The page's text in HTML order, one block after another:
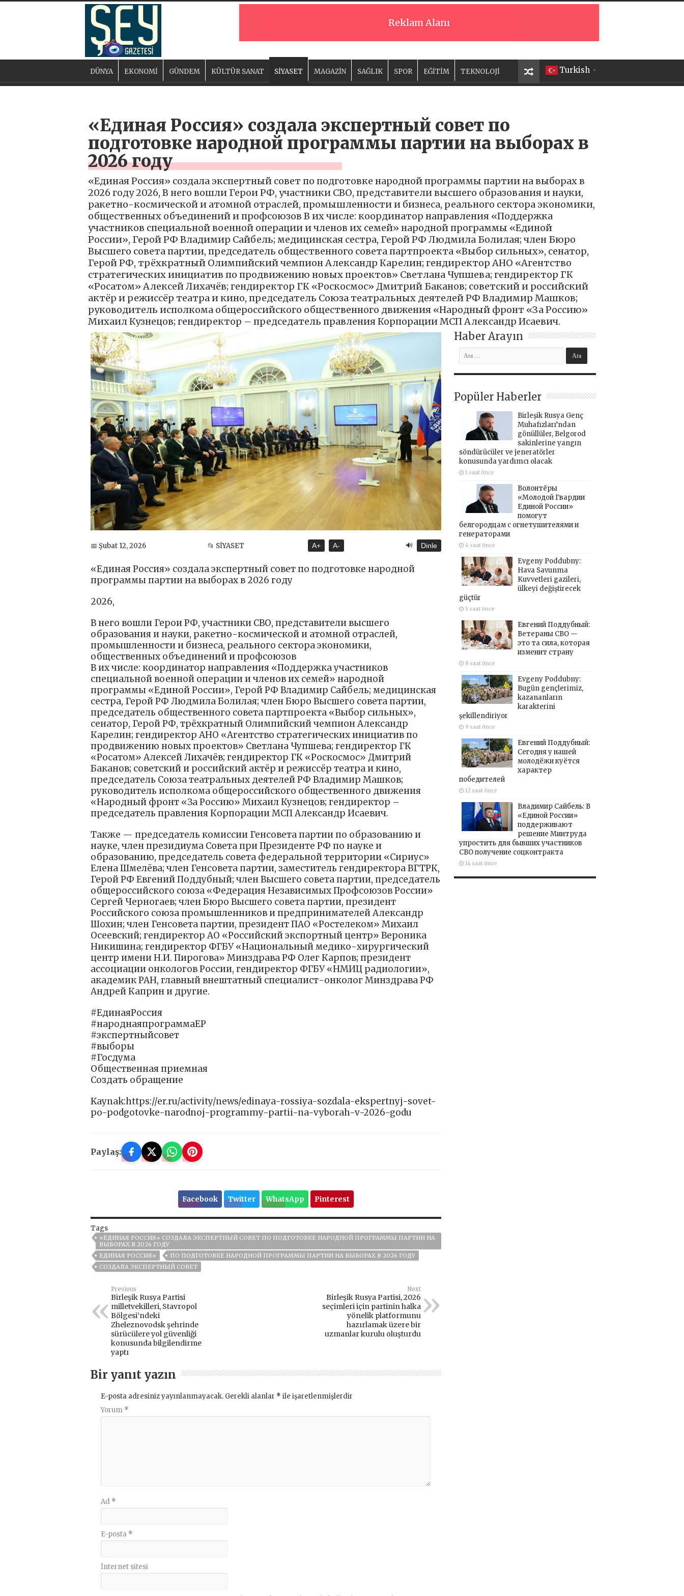
Reklam Alanı
Turkish ▼
DÜNYA EKONOMİ GÜNDEM KÜLTÜR SANAT SİYASET MAGAZİN SAĞLIK SPOR EĞİTİM TEKNOLOJİ
«Единая Россия» создала экспертный совет по
подготовке народной программы партии на выборах в
2026 году
«Единая Россия» создала экспертный совет по подготовке народной программы партии на выборах в
2026 году 2026, В него вошли Герои РФ, участники СВО, представители высшего образования и науки,
ракетно-космической и атомной отраслей, промышленности и бизнеса, реального сектора экономики,
общественных объединений и профсоюзов В их числе: координатор направления «Поддержка
участников специальной военной операции и членов их семей» народной программы «Единой
России», Герой РФ Владимир Сайбель; медицинская сестра, Герой РФ Людмила Болилая; член Бюро
Высшего совета партии, председатель общественного совета партпроекта «Выбор сильных», сенатор,
Герой РФ, трёхкратный Олимпийский чемпион Александр Карелин; гендиректор АНО «Агентство
стратегических инициатив по продвижению новых проектов» Светлана Чупшева; гендиректор ГК
«Росатом» Алексей Лихачёв; гендиректор ГК «Роскосмос» Дмитрий Баканов; советский и российский
актёр и режиссёр театра и кино, председатель Союза театральных деятелей РФ Владимир Машков;
руководитель исполкома общероссийского общественного движения «Народный фронт «За Россию»
Михаил Кузнецов; гендиректор – председатель правления Корпорации МСП Александр Исаевич.
📅 Şubat 12, 2026 📂 SİYASET A+ A- 🔊 Dinle
«Единая Россия» создала экспертный совет по подготовке народной
программы партии на выборах в 2026 году
2026,
В него вошли Герои РФ, участники СВО, представители высшего
образования и науки, ракетно-космической и атомной отраслей,
промышленности и бизнеса, реального сектора экономики,
общественных объединений и профсоюзов
В их числе: координатор направления «Поддержка участников
специальной военной операции и членов их семей» народной
программы «Единой России», Герой РФ Владимир Сайбель; медицинская
сестра, Герой РФ Людмила Болилая; член Бюро Высшего совета партии,
председатель общественного совета партпроекта «Выбор сильных»,
сенатор, Герой РФ, трёхкратный Олимпийский чемпион Александр
Карелин; гендиректор АНО «Агентство стратегических инициатив по
продвижению новых проектов» Светлана Чупшева; гендиректор ГК
«Росатом» Алексей Лихачёв; гендиректор ГК «Роскосмос» Дмитрий
Баканов; советский и российский актёр и режиссёр театра и кино,
председатель Союза театральных деятелей РФ Владимир Машков;
руководитель исполкома общероссийского общественного движения
«Народный фронт «За Россию» Михаил Кузнецов; гендиректор –
председатель правления Корпорации МСП Александр Исаевич.
Также — председатель комиссии Генсовета партии по образованию и
науке, член президиума Совета при Президенте РФ по науке и
образованию, председатель совета федеральной территории «Сириус»
Елена Шмелёва; член Генсовета партии, заместитель гендиректора ВГТРК,
Герой РФ Евгений Поддубный; член Высшего совета партии, председатель
общероссийского союза «Федерация Независимых Профсоюзов России»
Сергей Черногаев; член Бюро Высшего совета партии, президент
Российского союза промышленников и предпринимателей Александр
Шохин; член Генсовета партии, президент ПАО «Ростелеком» Михаил
Осеевский; гендиректор АО «Российский экспортный центр» Вероника
Никишина; гендиректор ФГБУ «Национальный медико-хирургический
центр имени Н.И. Пирогова» Минздрава РФ Олег Карпов; президент
ассоциации онкологов России, гендиректор ФГБУ «НМИЦ радиологии»,
академик РАН, главный внештатный специалист-онколог Минздрава РФ
Андрей Каприн и другие.
#ЕдинаяРоссия
#народнаяпрограммаЕР
#экспертныйсовет
#выборы
#Госдума
Общественная приемная
Создать обращение
Kaynak:https://er.ru/activity/news/edinaya-rossiya-sozdala-ekspertnyj-sovet-
po-podgotovke-narodnoj-programmy-partii-na-vyborah-v-2026-godu
Paylaş:
Facebook Twitter WhatsApp Pinterest
Tags
«ЕДИНАЯ РОССИЯ» СОЗДАЛА ЭКСПЕРТНЫЙ СОВЕТ ПО ПОДГОТОВКЕ НАРОДНОЙ ПРОГРАММЫ ПАРТИИ НА
ВЫБОРАХ В 2026 ГОДУ
ЕДИНАЯ РОССИЯ»
ПО ПОДГОТОВКЕ НАРОДНОЙ ПРОГРАММЫ ПАРТИИ НА ВЫБОРАХ В 2026 ГОДУ
СОЗДАЛА ЭКСПЕРТНЫЙ СОВЕТ
Previous
Birleşik Rusya Partisi
milletvekilleri, Stavropol
Bölgesi’ndeki
Zheleznovodsk şehrinde
sürücülere yol güvenliği
konusunda bilgilendirme
yaptı
Next
Birleşik Rusya Partisi, 2026
seçimleri için partinin halka
yönelik platformunu
hazırlamak üzere bir
uzmanlar kurulu oluşturdu
Bir yanıt yazın
E-posta adresiniz yayınlanmayacak. Gerekli alanlar * ile işaretlenmişlerdir
Yorum *
Ad *
E-posta *
İnternet sitesi
Haber Arayın
Popüler Haberler
Birleşik Rusya Genç
Muhafızları’ndan
gönüllüler, Belgorod
sakinlerine yangın
söndürücüler ve jeneratörler
konusunda yardımcı olacak
1 saat önce
Волонтёры
«Молодой Гвардии
Единой России»
помогут
белгородцам с огнетушителями и
генераторами
4 saat önce
Evgeny Poddubny:
Hava Savunma
Kuvvetleri gazileri,
ülkeyi değiştirecek
güçtür
5 saat önce
Евгений Поддубный:
Ветераны СВО —
это та сила, которая
изменит страну
8 saat önce
Evgeny Poddubny:
Bugün gençlerimiz,
kazananların
karakterini
şekillendiriyor
9 saat önce
Евгений Поддубный:
Сегодня у нашей
молодёжи куётся
характер
победителей
12 saat önce
Владимир Сайбель: В
«Единой России»
поддерживают
решение Минтруда
упростить для бывших участников
СВО получение соцконтракта
14 saat önce